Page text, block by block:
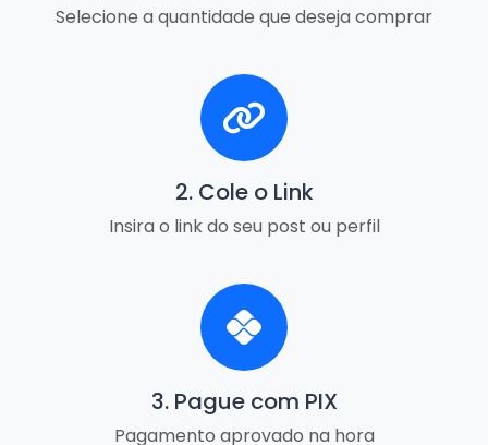
Selecione a quantidade que deseja comprar
2. Cole o Link
Insira o link do seu post ou perfil
3. Pague com PIX
Pagamento aprovado na hora